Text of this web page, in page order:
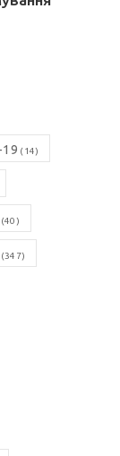
19 (14)
(40)
(347)